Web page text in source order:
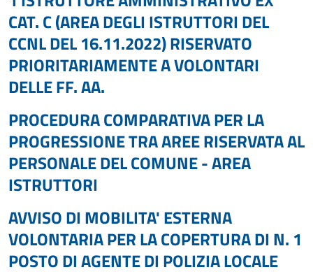
CAT. C (AREA DEGLI ISTRUTTORI DEL
CCNL DEL 16.11.2022) RISERVATO
PRIORITARIAMENTE A VOLONTARI
DELLE FF. AA.
PROCEDURA COMPARATIVA PER LA
PROGRESSIONE TRA AREE RISERVATA AL
PERSONALE DEL COMUNE - AREA
ISTRUTTORI
AVVISO DI MOBILITA' ESTERNA
VOLONTARIA PER LA COPERTURA DI N. 1
POSTO DI AGENTE DI POLIZIA LOCALE